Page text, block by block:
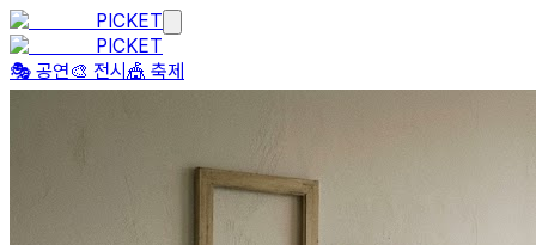
PICKET
PICKET
🎭 공연🎨 전시 🎪 축제